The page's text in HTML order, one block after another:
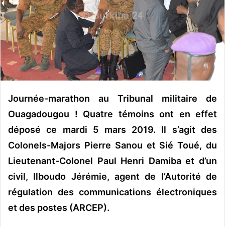
r
c
o
r
i
e
Journée-marathon au Tribunal militaire de
Ouagadougou ! Quatre témoins ont en effet
déposé ce mardi 5 mars 2019. Il s’agit des
Colonels-Majors Pierre Sanou et Sié Toué, du
Lieutenant-Colonel Paul Henri Damiba et d’un
civil, Ilboudo Jérémie, agent de l’Autorité de
régulation des communications électroniques
et des postes (ARCEP).